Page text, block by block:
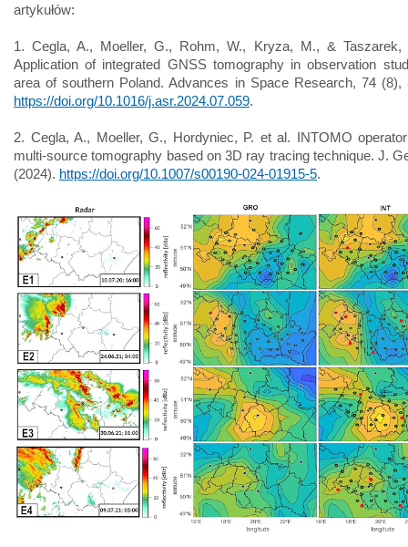
artykułów:
1. Cegla, A., Moeller, G., Rohm, W., Kryza, M., & Taszarek,
Application of integrated GNSS tomography in observation
area of southern Poland. Advances in Space Research, 74 (8),
https://doi.org/10.1016/j.asr.2024.07.059.
2. Cegla, A., Moeller, G., Hordyniec, P. et al. INTOMO
multi-source tomography based on 3D ray tracing technique. J.
(2024). https://doi.org/10.1007/s00190-024-01915-5.